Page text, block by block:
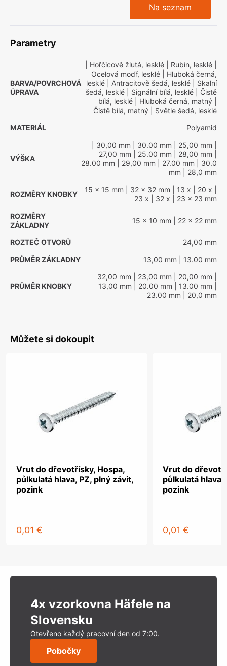
Na seznam
Parametry
BARVA/POVRCHOVÁ
ÚPRAVA
| Hořčicově žlutá, lesklé | Rubín, lesklé
Ocelová modř, lesklé | Hluboká černá,
lesklé | Antracitově šedá, lesklé | Skalní
šedá, lesklé | Signální bílá, lesklé | Čistě
bílá, lesklé | Hluboká černá, matný
Čistě bílá, matný | Světle šedá, lesklé
MATERIÁL
Polyamid
VÝŠKA
| 30,00 mm | 30.00 mm | 25,00 mm
27,00 mm | 25.00 mm | 28,00 mm
28.00 mm | 29,00 mm | 27.00 mm | 30.0
mm | 28,0 mm
ROZMĚRY KNOBKY
15 x 15 mm | 32 x 32 mm | 13 x | 20 x
23 x | 32 x | 23 x 23 mm
ROZMĚRY
ZÁKLADNY
15 x 10 mm | 22 x 22 mm
ROZTEČ OTVORŮ
24,00 mm
PRŮMĚR ZÁKLADNY
13,00 mm | 13.00 mm
PRŮMĚR KNOBKY
32,00 mm | 23,00 mm | 20,00 mm
13,00 mm | 20.00 mm | 13.00 mm
23.00 mm | 20,0 mm
Můžete si dokoupit
Vrut do dřevotřísky, Hospa,
půlkulatá hlava, PZ, plný závit,
pozink
0,01 €
Vrut do
půlkulatá hlava,
pozink
0,01 €
4x vzorkovna Häfele na
Slovensku
Otevřeno každý pracovní den od 7:00.
Pobočky